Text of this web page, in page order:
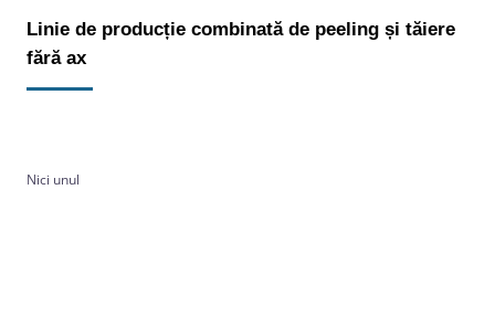
Linie de producție combinată de peeling și tăiere
fără ax
Nici unul